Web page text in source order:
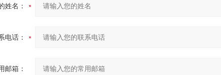
姓名：
电话：
邮箱：